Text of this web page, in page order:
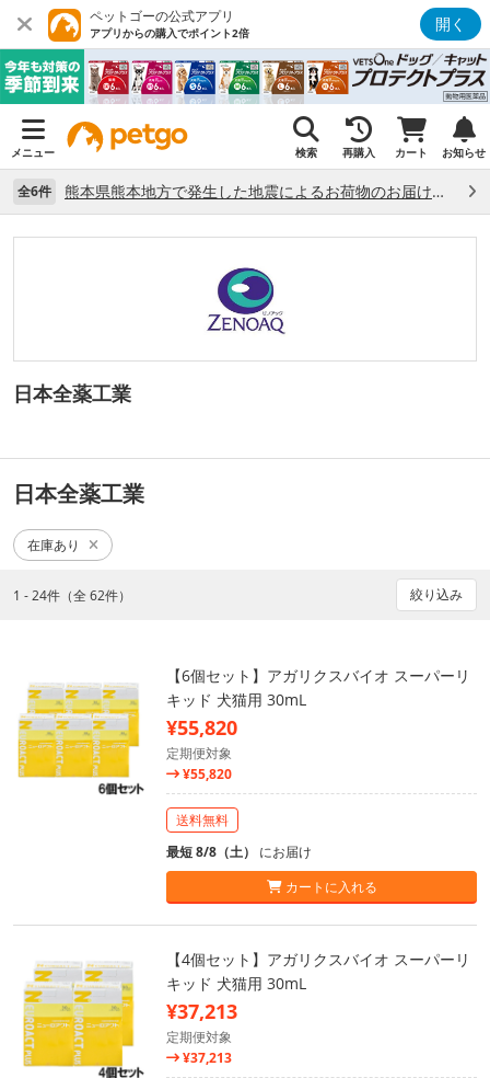
ペットゴーの公式アプリ
アプリからの購入でポイント2倍 開く
メニュー 検索 再購入 カート お知らせ
全6件 熊本県熊本地方で発生した地震によるお荷物のお届け状況について （7/28）
日本全薬工業
日本全薬工業
在庫あり
1 - 24件（全 62件） 絞り込み
【6個セット】アガリクスバイオ スーパーリ
キッド 犬猫用 30mL
¥55,820
定期便対象
¥55,820
送料無料
最短 8/8（土） にお届け
カートに入れる
【4個セット】アガリクスバイオ スーパーリ
キッド 犬猫用 30mL
¥37,213
定期便対象
¥37,213